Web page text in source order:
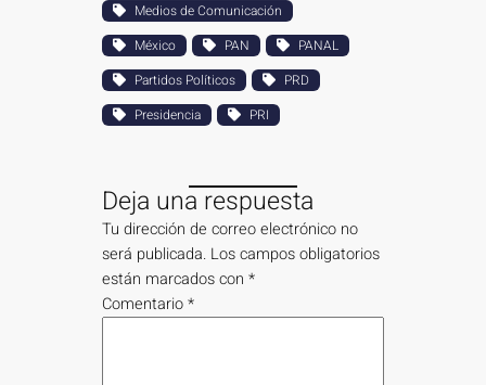
Medios de Comunicación
México
PAN
PANAL
Partidos Políticos
PRD
Presidencia
PRI
Deja una respuesta
Tu dirección de correo electrónico no
será publicada. Los campos obligatorios
están marcados con*
Comentario*